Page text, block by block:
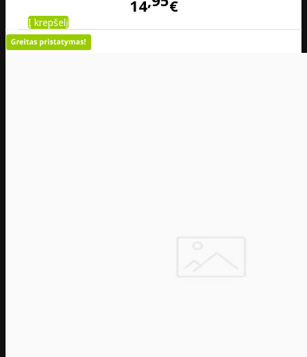
14 €
Į krepšelį